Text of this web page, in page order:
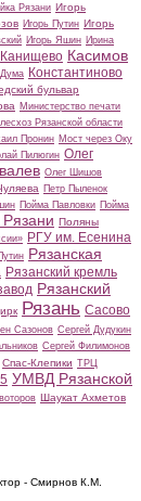
Рязани Игорь
Игорь Путин Игорь
Игорь Яшин Ирина
Канищево Касимов
Дума Константиново
бульвар
Министерство печати
Рязанской области
Пронин Мост через Оку
Пилюгин Олег
Олег Шишов
Петр Пыленок
Пойма Павловки Пойма
Поляны
РГУ им. Есенина
Рязанская
Рязанский кремль
Рязанский
Рязань Сасово
Сазонов Сергей Дудукин
Сергей Филимонов
Спас-Клепики ТРЦ
УМВД Рязанской
Шаукат Ахметов
- Смирнов К.М.